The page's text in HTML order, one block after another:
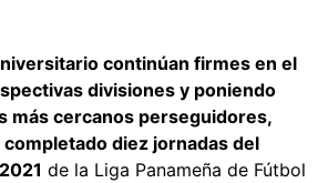
continúan firmes en el
divisiones y poniendo
más cercanos perseguidores,
diez jornadas del
de la Liga Panameña de Fútbol